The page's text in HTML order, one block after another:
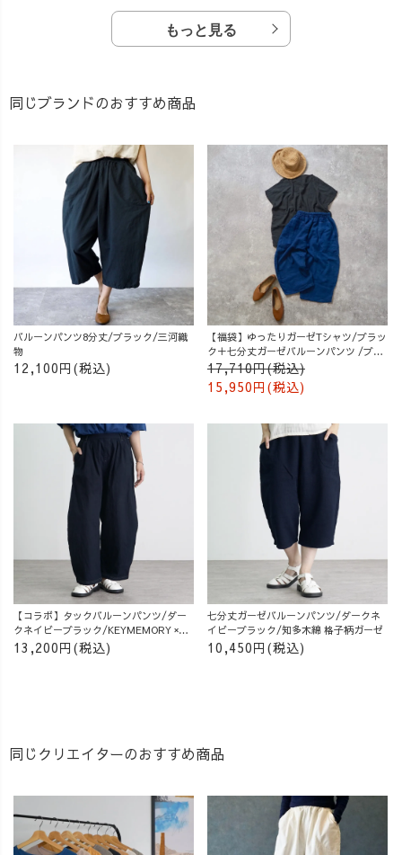
もっと見る
同じブランドのおすすめ商品
バルーンパンツ8分丈/ブラック/三河織
物
12,100円(税込)
【福袋】ゆったりガーゼTシャツ/ブラッ
ク＋七分丈ガーゼバルーンパンツ /ブル
ー
17,710円(税込)
15,950円(税込)
【コラボ】タックバルーンパンツ/ダー
クネイビーブラック/KEYMEMORY ×
UZUiRO
13,200円(税込)
七分丈ガーゼバルーンパンツ/ダークネ
イビーブラック/知多木綿 格子柄ガーゼ
10,450円(税込)
同じクリエイターのおすすめ商品